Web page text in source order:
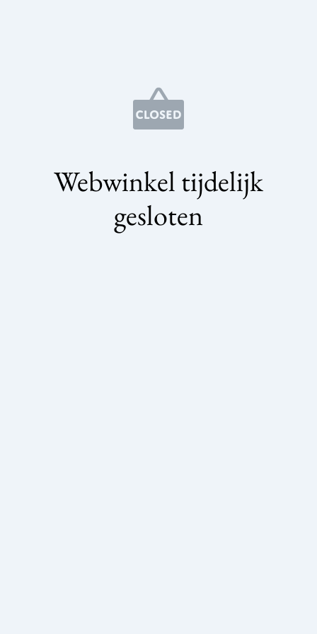
Webwinkel tijdelijk
gesloten